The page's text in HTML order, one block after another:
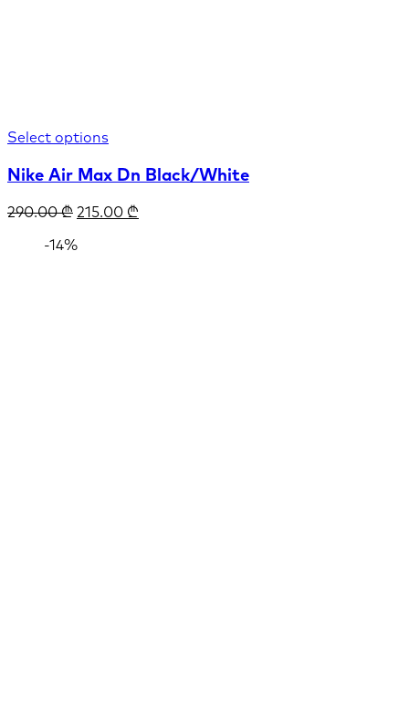
Select options
Nike Air Max Dn Black/White
290.00₾ 215.00 ₾
-14%